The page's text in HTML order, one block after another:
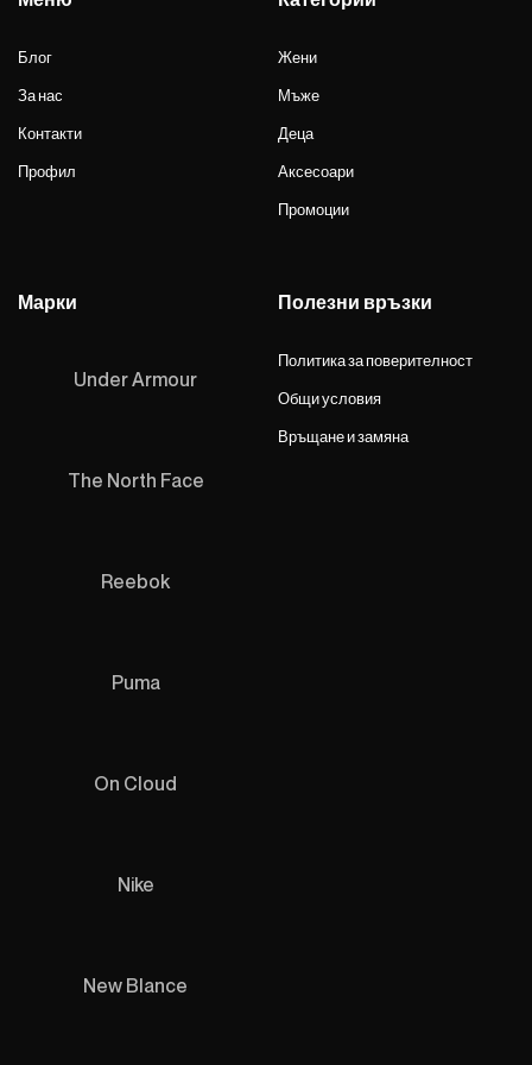
Блог
За нас
Контакти
Профил
Жени
Мъже
Деца
Аксесоари
Промоции
Марки
Under Armour
The North Face
Reebok
Puma
On Cloud
Nike
New Blance
Полезни връзки
Политика за поверителност
Общи условия
Връщане и замяна